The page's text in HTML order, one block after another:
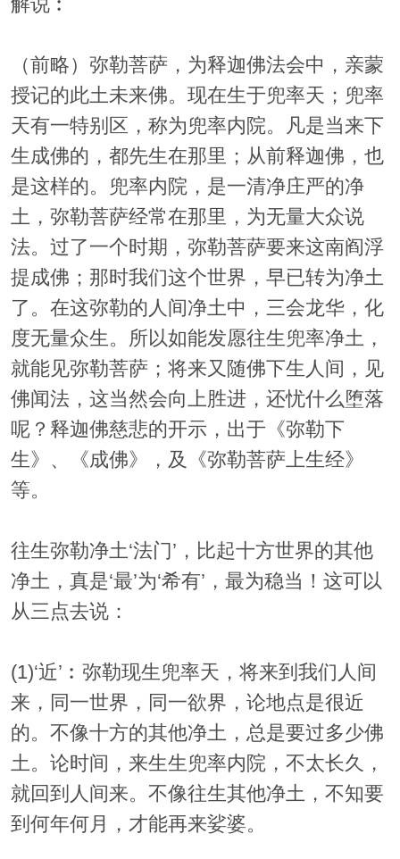
解说︰
（前略）弥勒菩萨，为释迦佛法会中，亲蒙
授记的此土未来佛。现在生于兜率天；兜率
天有一特别区，称为兜率内院。凡是当来下
生成佛的，都先生在那里；从前释迦佛，也
是这样的。兜率内院，是一清净庄严的净
土，弥勒菩萨经常在那里，为无量大众说
法。过了一个时期，弥勒菩萨要来这南阎浮
提成佛；那时我们这个世界，早已转为净土
了。在这弥勒的人间净土中，三会龙华，化
度无量众生。所以如能发愿往生兜率净土，
就能见弥勒菩萨；将来又随佛下生人间，见
佛闻法，这当然会向上胜进，还忧什么堕落
呢？释迦佛慈悲的开示，出于《弥勒下
生》、《成佛》，及《弥勒菩萨上生经》
等。
往生弥勒净土‘法门’，比起十方世界的其他
净土，真是‘最’为‘希有’，最为稳当！这可以
从三点去说：
(1)‘近’︰弥勒现生兜率天，将来到我们人间
来，同一世界，同一欲界，论地点是很近
的。不像十方的其他净土，总是要过多少佛
土。论时间，来生生兜率内院，不太长久，
就回到人间来。不像往生其他净土，不知要
到何年何月，才能再来娑婆。